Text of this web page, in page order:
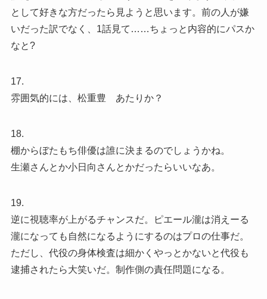
として好きな方だったら見ようと思います。前の人が嫌
いだった訳でなく、1話見て……ちょっと内容的にパスか
なと?
17.
雰囲気的には、松重豊 あたりか？
18.
棚からぼたもち俳優は誰に決まるのでしょうかね。
生瀬さんとか小日向さんとかだったらいいなあ。
19.
逆に視聴率が上がるチャンスだ。ピエール瀧は消えーる
瀧になっても自然になるようにするのはプロの仕事だ。
ただし、代役の身体検査は細かくやっとかないと代役も
逮捕されたら大笑いだ。制作側の責任問題になる。